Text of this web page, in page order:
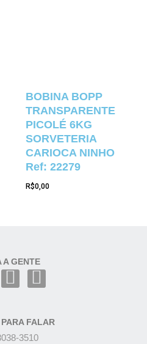
BOBINA BOPP
TRANSPARENTE
PICOLÉ 6KG
SORVETERIA
CARIOCA NINHO
Ref: 22279
R$0,00
A GENTE
FALAR
3510